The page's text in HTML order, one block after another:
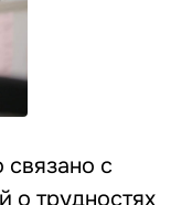
связано с
о трудностях